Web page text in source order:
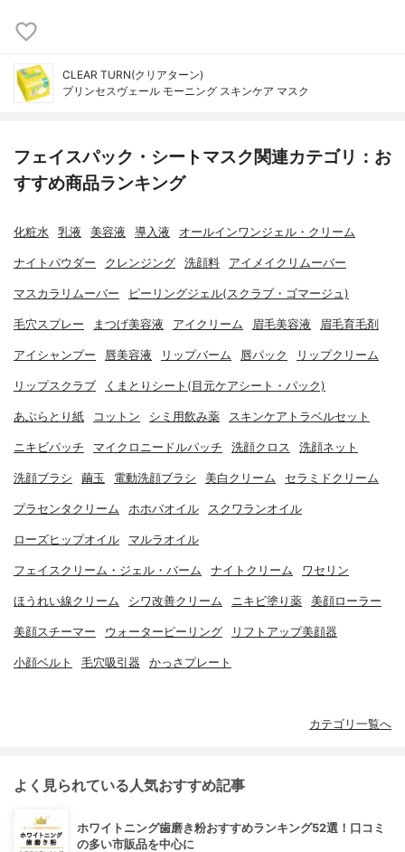
CLEAR TURN(クリアターン)
プリンセスヴェール モーニング スキンケア マスク
フェイスパック・シートマスク関連カテゴリ：お
すすめ商品ランキング
化粧水 乳液 美容液 導入液 オールインワンジェル・クリーム
ナイトパウダー クレンジング 洗顔料 アイメイクリムーバー
マスカラリムーバー ピーリングジェル(スクラブ・ゴマージュ)
毛穴スプレー まつげ美容液 アイクリーム 眉毛美容液 眉毛育毛剤
アイシャンプー 唇美容液 リップバーム 唇パック リップクリーム
リップスクラブ くまとりシート(目元ケアシート・パック)
あぶらとり紙 コットン シミ用飲み薬 スキンケアトラベルセット
ニキビパッチ マイクロニードルパッチ 洗顔クロス 洗顔ネット
洗顔ブラシ 繭玉 電動洗顔ブラシ 美白クリーム セラミドクリーム
プラセンタクリーム ホホバオイル スクワランオイル
ローズヒップオイル マルラオイル
フェイスクリーム・ジェル・バーム ナイトクリーム ワセリン
ほうれい線クリーム シワ改善クリーム ニキビ塗り薬 美顔ローラー
美顔スチーマー ウォーターピーリング リフトアップ美顔器
小顔ベルト 毛穴吸引器 かっさプレート
カテゴリ一覧へ
よく見られている人気おすすめ記事
ホワイトニング歯磨き粉おすすめランキング52選！口コミ
の多い市販品を中心に